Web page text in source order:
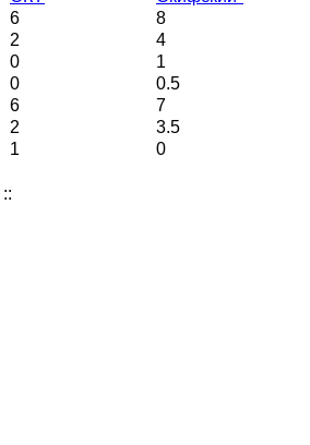
6
8
2
4
0
1
0
0.5
6
7
2
3.5
1
0
::